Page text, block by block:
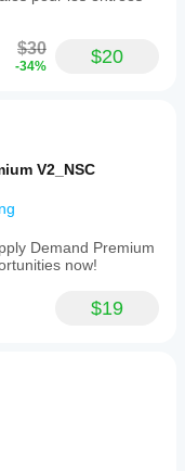
$30
-34% $20
V2_NSC
Demand Premium
now!
$19